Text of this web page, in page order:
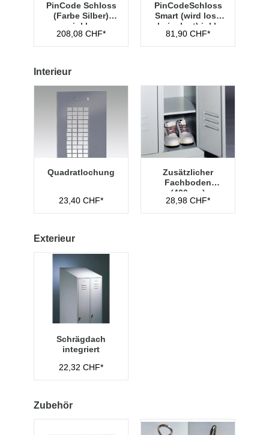
PinCode Schloss
(Farbe Silber)
inkl.
Hauptschlüssel
Typ 1
208,08 CHF*
PinCodeSchloss
Smart (wird lose
beigelegt) inkl.
Managementschl
üssel
81,90 CHF*
Interieur
Quadratlochung
23,40 CHF*
Zusätzlicher
Fachboden
(400mm)
28,98 CHF*
Exterieur
Schrägdach
integriert
22,32 CHF*
Zubehör